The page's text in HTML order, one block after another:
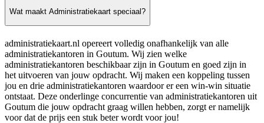
Wat maakt Administratiekaart speciaal?
administratiekaart.nl opereert volledig onafhankelijk van alle
administratiekantoren in Goutum. Wij zien welke
administratiekantoren beschikbaar zijn in Goutum en goed zijn in
het uitvoeren van jouw opdracht. Wij maken een koppeling tussen
jou en drie administratiekantoren waardoor er een win-win situatie
ontstaat. Deze onderlinge concurrentie van administratiekantoren uit
Goutum die jouw opdracht graag willen hebben, zorgt er namelijk
voor dat de prijs een stuk beter wordt voor jou!